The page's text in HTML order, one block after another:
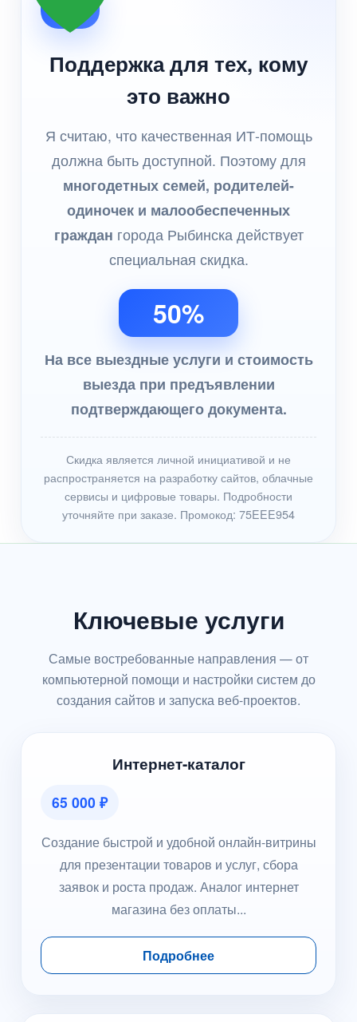
Поддержка для тех, кому
это важно
Я считаю, что качественная ИТ-помощь
должна быть доступной. Поэтому для
многодетных семей, родителей-
одиночек и малообеспеченных
граждан города Рыбинска действует
специальная скидка.
50%
На все выездные услуги и стоимость
выезда при предъявлении
подтверждающего документа.
Скидка является личной инициативой и не
распространяется на разработку сайтов, облачные
сервисы и цифровые товары. Подробности
уточняйте при заказе. Промокод: 75EEE954
Ключевые услуги
Самые востребованные направления — от
компьютерной помощи и настройки систем до
создания сайтов и запуска веб-проектов.
Интернет-каталог
65 000 ₽
Создание быстрой и удобной онлайн-витрины
для презентации товаров и услуг, сбора
заявок и роста продаж. Аналог интернет
магазина без оплаты...
Подробнее